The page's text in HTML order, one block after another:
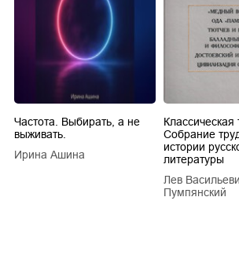
Частота. Выбирать, а не
выживать.
Ирина Ашина
Классическая
Собрание
истории
литературы
Лев
Пумпянский